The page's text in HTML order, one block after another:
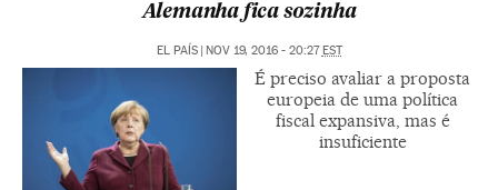
Alemanha fica sozinha
EL PAÍS | NOV 19, 2016 - 20:27EST
É preciso avaliar a proposta
europeia de uma política
fiscal expansiva, mas é
insuficiente